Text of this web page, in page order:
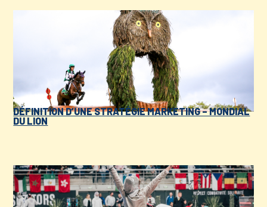
DÉFINITION D’UNE STRATÉGIE MARKETING – MONDIAL
DU LION